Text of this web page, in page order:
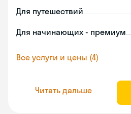
Для путешествий
Для начинающих - премиум
Все услуги и цены (4)
Читать дальше